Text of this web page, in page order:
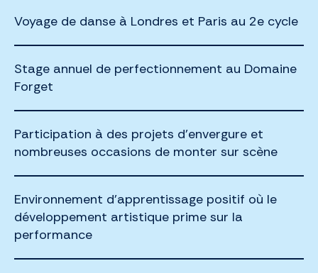
Voyage de danse à Londres et Paris au 2e cycle
Stage annuel de perfectionnement au Domaine
Forget
Participation à des projets d’envergure et
nombreuses occasions de monter sur scène
Environnement d’apprentissage positif où le
développement artistique prime sur la
performance